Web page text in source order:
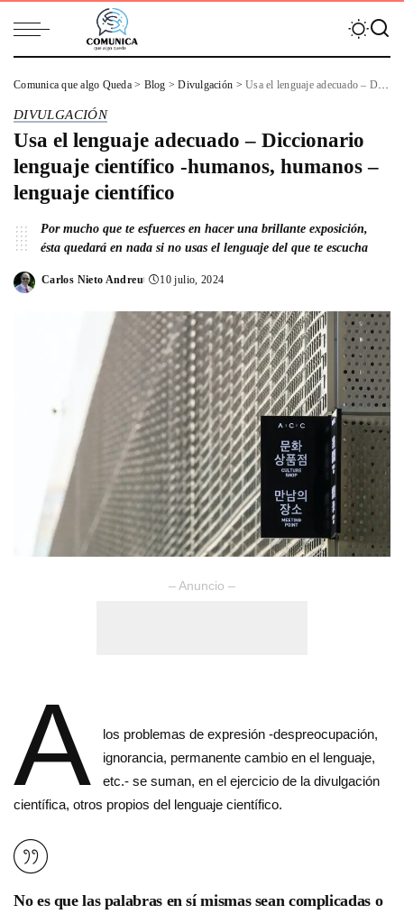
Comunica que algo Queda> Blog >Divulgación >Usa el lenguaje adecuado – Diccionario lenguaje científico -humanos, humanos – lenguaje científico
DIVULGACIÓN
Usa el lenguaje adecuado – Diccionario
lenguaje científico -humanos, humanos –
lenguaje científico
Por mucho que te esfuerces en hacer una brillante exposición,
ésta quedará en nada si no usas el lenguaje del que te escucha
Posted
Carlos Nieto Andreu 10 julio, 2024
– Anuncio –
A
los problemas de expre­sión -despreocupación,
ignorancia, permanente cambio en el lenguaje,
etc.- se suman, en el ejercicio de la divulga­ción
científica, otros propios del len­guaje científico.
No es que las palabras en sí mismas sean complicadas o